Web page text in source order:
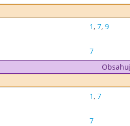
1, 7, 9
7
1, 7
7